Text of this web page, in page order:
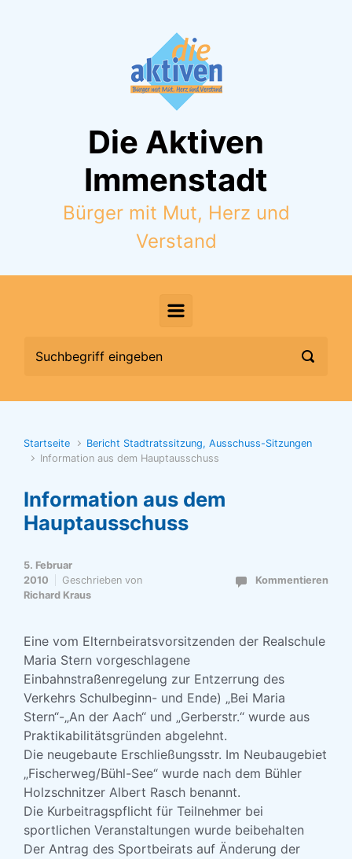
Die Aktiven
Immenstadt
Bürger mit Mut, Herz und
Verstand
Startseite
Bericht Stadtratssitzung, Ausschuss-Sitzungen
Information aus dem Hauptausschuss
Information aus dem
Hauptausschuss
5. Februar
2010
Geschrieben von
Richard Kraus
Kommentieren
Eine vom Elternbeiratsvorsitzenden der Realschule
Maria Stern vorgeschlagene
Einbahnstraßenregelung zur Entzerrung des
Verkehrs Schulbeginn- und Ende) „Bei Maria
Stern“-„An der Aach“ und „Gerberstr.“ wurde aus
Praktikabilitätsgründen abgelehnt.
Die neugebaute Erschließungsstr. Im Neubaugebiet
„Fischerweg/Bühl-See“ wurde nach dem Bühler
Holzschnitzer Albert Rasch benannt.
Die Kurbeitragspflicht für Teilnehmer bei
sportlichen Veranstaltungen wurde beibehalten
Der Antrag des Sportbeirats auf Änderung der